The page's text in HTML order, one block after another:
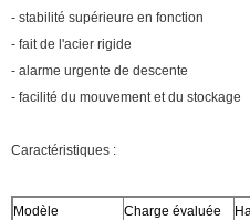
- stabilité supérieure en fonction
- fait de l'acier rigide
- alarme urgente de descente
- facilité du mouvement et du stockage
Caractéristiques :
Modèle
Charge évaluée